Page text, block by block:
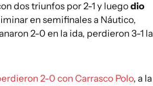
dos triunfos por 2-1 y luegodio
en semifinales a Náutico,
2-0 en la ida, perdieron 3-1 la
2-0 con Carrasco Polo, a la